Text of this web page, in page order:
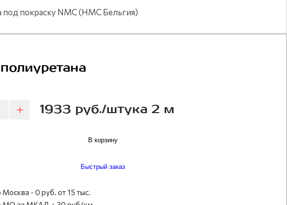
под покраску NMC (НМС Бельгия)
1933 руб./штука 2 м
В корзину
Быстрый заказ
- 0 руб. от 15 тыс.